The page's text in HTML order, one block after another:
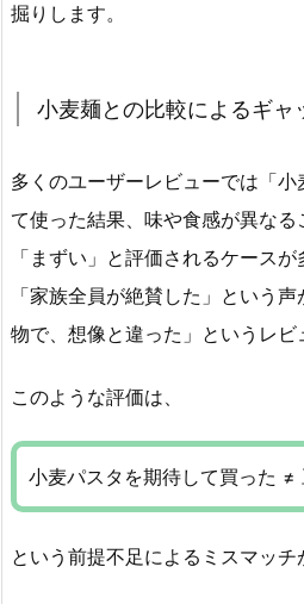
掘りします。
小麦麺との比較によるギャ
多くのユーザーレビューでは「
て使った結果、味や食感が異なる
「まずい」と評価されるケースが
「家族全員が絶賛した」という
物で、想像と違った」というレビ
このような評価は、
小麦パスタを期待して買った ≠
という前提不足によるミスマッチ